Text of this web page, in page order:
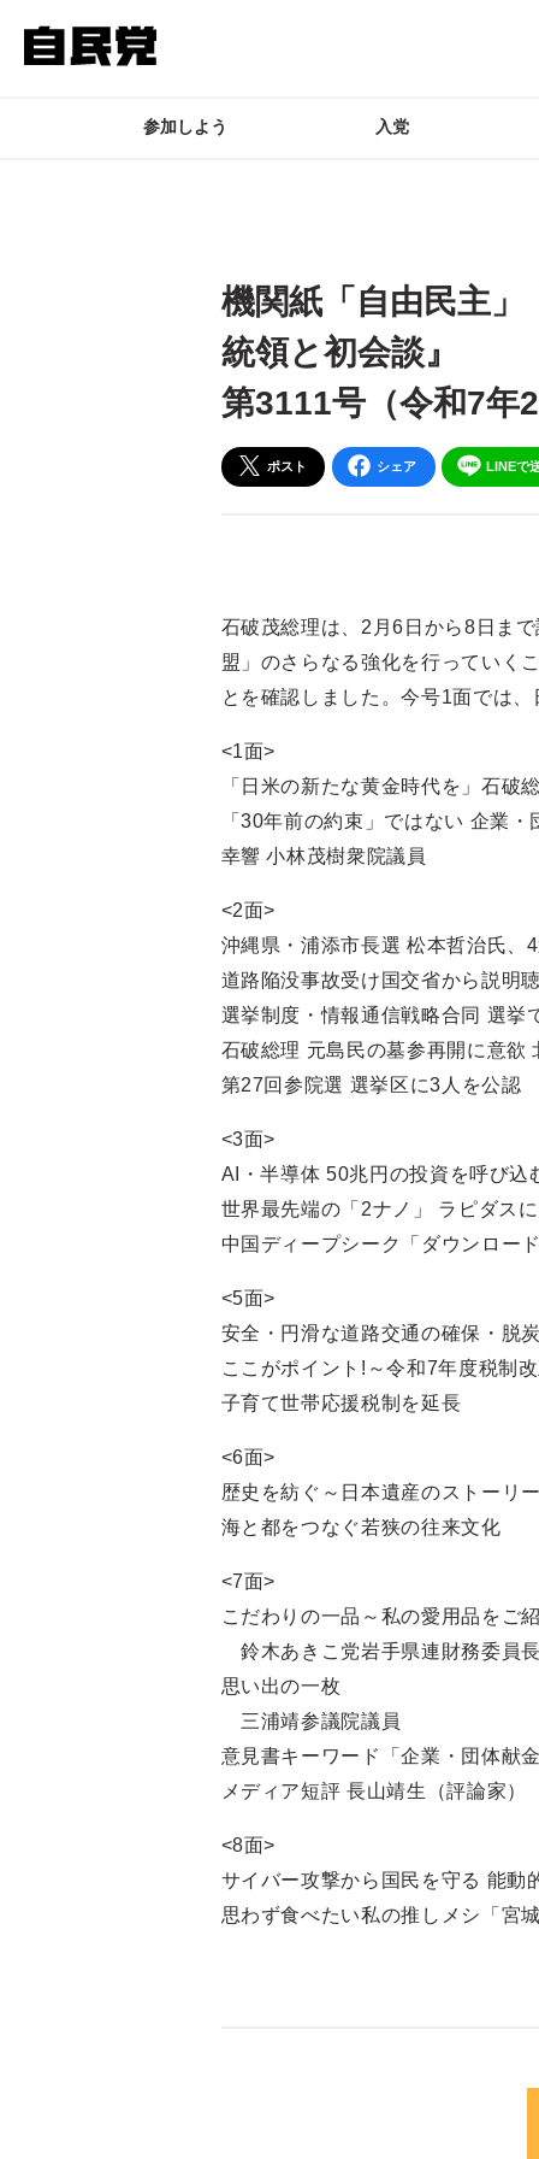
参加しよう 入党
機関紙「自由民主
統領と初会談』
第3111号（令和7年
ポスト シェア LINEで
石破茂総理は、2月6日から8日ま
盟」のさらなる強化を行っていく
とを確認しました。今号1面では
<1面>
「日米の新たな黄金時代を」石破
「30年前の約束」ではない 企業
幸響 小林茂樹衆院議員
<2面>
沖縄県・浦添市長選 松本哲治氏、
道路陥没事故受け国交省から説明
選挙制度・情報通信戦略合同 選挙
石破総理 元島民の墓参再開に意欲
第27回参院選 選挙区に3人を公認
<3面>
AI・半導体 50兆円の投資を呼び込
世界最先端の「2ナノ」 ラピダス
中国ディープシーク「ダウンロー
<5面>
安全・円滑な道路交通の確保・脱
ここがポイント!～令和7年度税制
子育て世帯応援税制を延長
<6面>
歴史を紡ぐ～日本遺産のストーリ
海と都をつなぐ若狭の往来文化
<7面>
こだわりの一品～私の愛用品をご
鈴木あきこ党岩手県連財務委員
思い出の一枚
三浦靖参議院議員
意見書キーワード「企業・団体献
メディア短評 長山靖生（評論家）
<8面>
サイバー攻撃から国民を守る 能動
思わず食べたい私の推しメシ「宮